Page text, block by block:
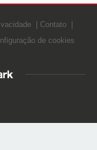
Contato
de cookies